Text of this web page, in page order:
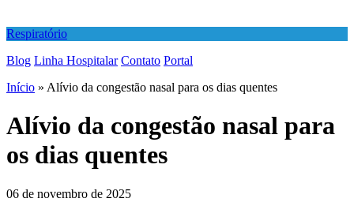
Respiratório
Blog Linha Hospitalar Contato Portal
Início » Alívio da congestão nasal para os dias quentes
Alívio da congestão nasal para
os dias quentes
06 de novembro de 2025